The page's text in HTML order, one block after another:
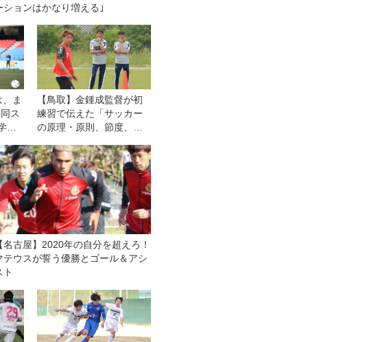
ションはかなり増える｣
ま
ス
園
【鳥取】金鍾成監督が初
練習で伝えた「サッカー
の原理・原則、節度、個
【名古屋】2020年の自分を超えろ！
テウスが誓う優勝とゴール＆アシ
ト